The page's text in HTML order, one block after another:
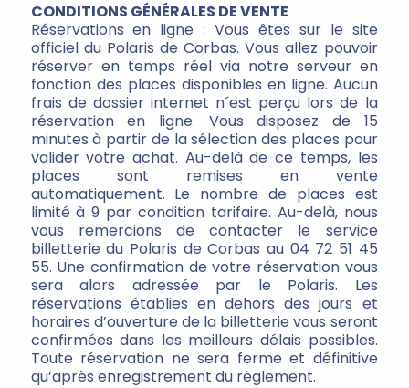
CONDITIONS GÉNÉRALES DE VENTE
Réservations en ligne : Vous êtes sur le site
officiel du Polaris de Corbas. Vous allez pouvoir
réserver en temps réel via notre serveur en
fonction des places disponibles en ligne. Aucun
frais de dossier internet n´est perçu lors de la
réservation en ligne. Vous disposez de 15
minutes à partir de la sélection des places pour
valider votre achat. Au-delà de ce temps, les
places sont remises en vente
automatiquement. Le nombre de places est
limité à 9 par condition tarifaire. Au-delà, nous
vous remercions de contacter le service
billetterie du Polaris de Corbas au 04 72 51 45
55. Une confirmation de votre réservation vous
sera alors adressée par le Polaris. Les
réservations établies en dehors des jours et
horaires d’ouverture de la billetterie vous seront
confirmées dans les meilleurs délais possibles.
Toute réservation ne sera ferme et définitive
qu’après enregistrement du règlement.